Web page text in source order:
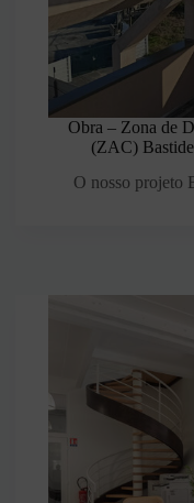
Obra – Zona de
(ZAC)
O nosso projeto